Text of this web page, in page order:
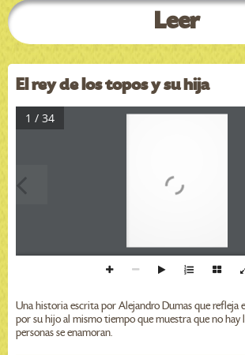
Leer
El rey de los topos y su hija
1 / 34
Una historia escrita por Alejandro Dumas que refleja
por su hijo al mismo tiempo que muestra que no hay
personas se enamoran.